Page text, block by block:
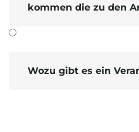
kommen die zu den
Wozu gibt es ein